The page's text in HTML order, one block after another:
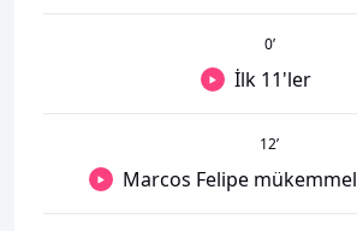
0’
İlk 11'ler
12’
Marcos Felipe